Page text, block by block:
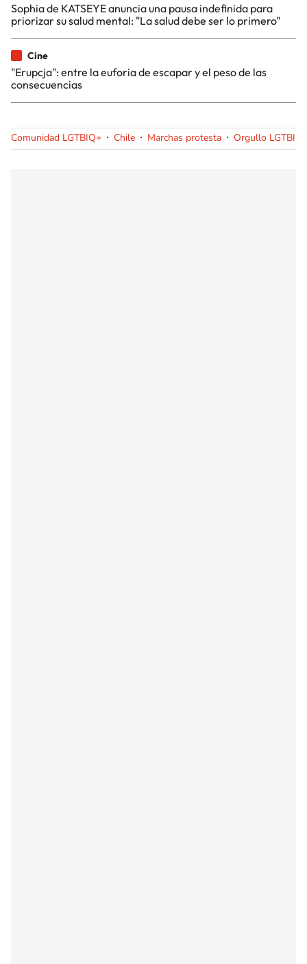
Sophia de KATSEYE anuncia una pausa indefinida para
priorizar su salud mental: "La salud debe ser lo primero"
Cine
"Erupcja": entre la euforia de escapar y el peso de las
consecuencias
Comunidad LGTBIQ+ Chile Marchas protesta Orgullo LGTBI